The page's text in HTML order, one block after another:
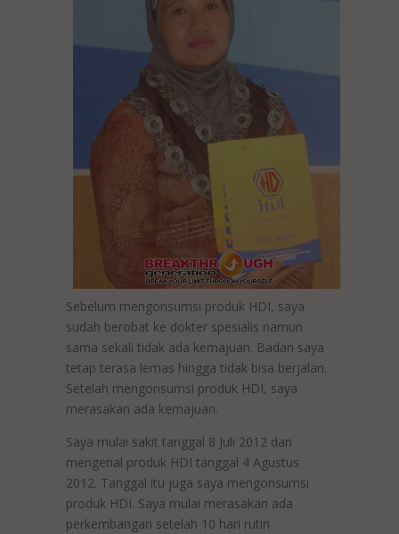
Sebelum mengonsumsi produk HDI, saya
sudah berobat ke dokter spesialis namun
sama sekali tidak ada kemajuan. Badan saya
tetap terasa lemas hingga tidak bisa berjalan.
Setelah mengonsumsi produk HDI, saya
merasakan ada kemajuan.
Saya mulai sakit tanggal 8 Juli 2012 dan
mengenal produk HDI tanggal 4 Agustus
2012. Tanggal itu juga saya mengonsumsi
produk HDI. Saya mulai merasakan ada
perkembangan setelah 10 hari rutin